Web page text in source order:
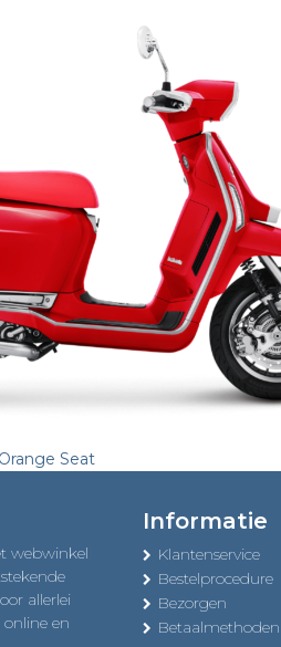
Seat
webwinkel
allerlei
en
Informatie
Klantenservice
Bestelprocedure
Bezorgen
Betaalmethoden